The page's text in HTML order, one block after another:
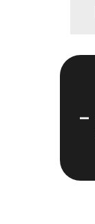
I